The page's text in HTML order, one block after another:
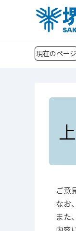
現在のページ
ご意
なお
また